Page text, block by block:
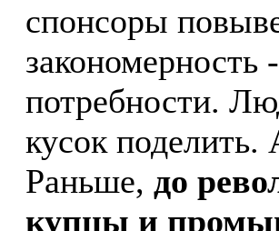
спонсоры
потребности.
кусок
Раньше, до
купцы и